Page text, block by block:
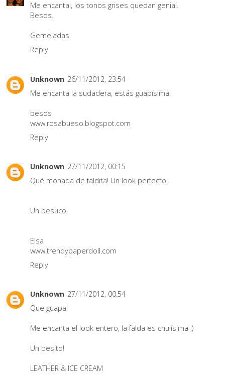
Me encanta!, los tonos grises quedan genial.
Besos.
Gemeladas
Reply
Unknown 26/11/2012, 23:54
Me encanta la sudadera, estás guapísima!
besos
www.rosabueso.blogspot.com
Reply
Unknown 27/11/2012, 00:15
Qué monada de faldita! Un look perfecto!
Un besuco,
Elsa
www.trendypaperdoll.com
Reply
Unknown 27/11/2012, 00:54
Que guapa!
Me encanta el look entero, la falda es chulísima ;)
Un besito!
LEATHER & ICE CREAM